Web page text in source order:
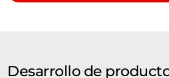
Desarrollo de